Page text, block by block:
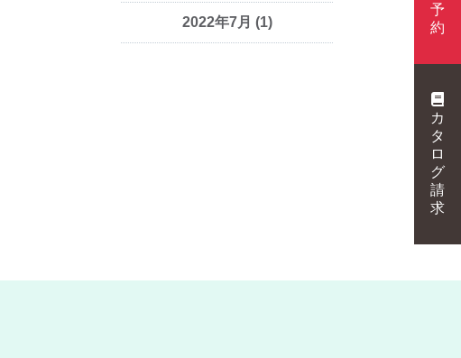
2022年7月 (1)
予
約
カ
タ
ロ
グ
請
求